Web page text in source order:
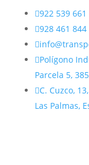
922 539 661
928 461 844

Polígono
Parcela 5,
C. Cuzco,
Las Palmas,
Servicios
Grúas móviles
Transportes